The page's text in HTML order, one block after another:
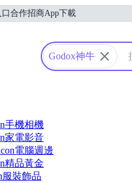
合作招商App下載
Yahoo購物中心
Godox神牛
手機相機
家電影音
電腦週邊
精品黃金
服裝飾品